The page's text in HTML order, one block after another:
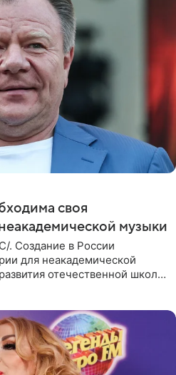
своя
музыки
. Создание в России
для неакадемической
отечественной школы